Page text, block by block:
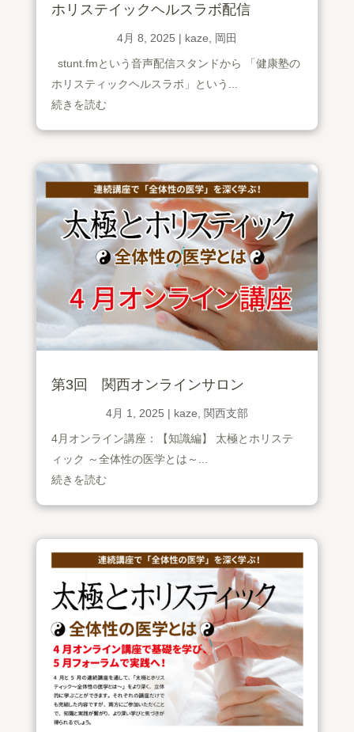
ホリステイックヘルスラボ配信
4月 8, 2025 | kaze
岡田
stunt.fmという音声配信スタンドから 「健康塾の
ホリスティックヘルスラボ」という...
続きを読む
第3回 関西オンラインサロン
4月 1, 2025 | kaze 関西支部
4月オンライン講座：【知識編】 太極とホリステ
ィック ～全体性の医学とは～...
続きを読む